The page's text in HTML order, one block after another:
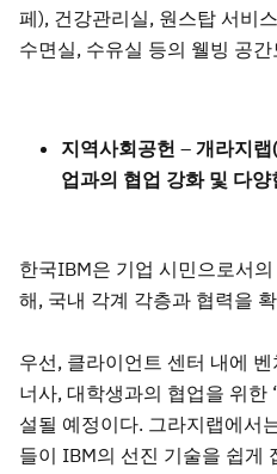
페), 건강관리실, 원스탑 서비
수면실, 수유실 등의 웰빙 공
지역사회공헌 – 개라지
업과의 협업 강화 및 다
한국IBM은 기업 시민으로서
해, 국내 각계 각층과 협력을
우선, 클라이언트 센터 내에
너사, 대학생과의 협업을 위한
설될 예정이다. 그라지랩에서
들이 IBM의 선진 기술을 쉽게